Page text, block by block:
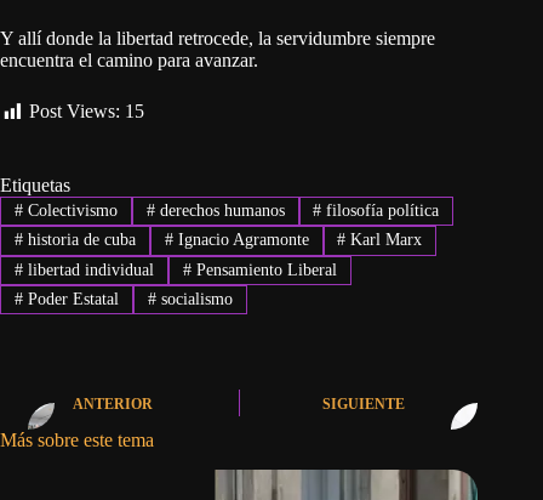
Y allí donde la libertad retrocede, la servidumbre siempre
encuentra el camino para avanzar.
Post Views: 15
Etiquetas
#Colectivismo #derechos humanos # filosofía política
#historia de cuba #Ignacio Agramonte # Karl Marx
#libertad individual #Pensamiento Liberal
#Poder Estatal #socialismo
ANTERIOR SIGUIENTE
Más sobre este tema